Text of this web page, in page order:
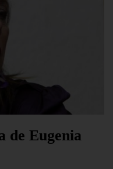
de Eugenia